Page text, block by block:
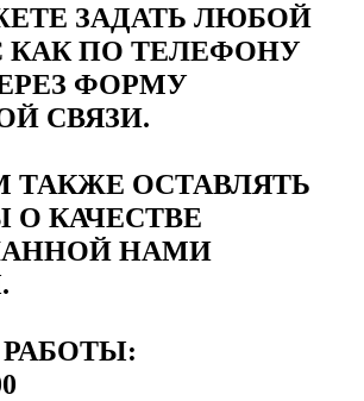
ЗАДАТЬ ЛЮБОЙ
КАК ПО ТЕЛЕФОНУ
ФОРМУ
СВЯЗИ.
ТАКЖЕ ОСТАВЛЯТЬ
О КАЧЕСТВЕ
НАМИ